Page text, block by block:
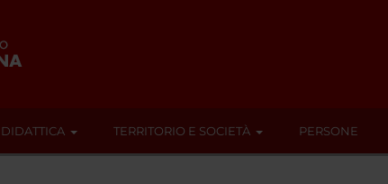
DIDATTICA TERRITORIO E SOCIETÀ PERSONE